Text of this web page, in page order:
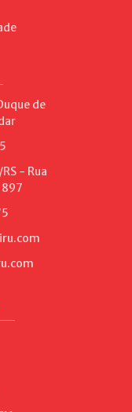
de
- Rua